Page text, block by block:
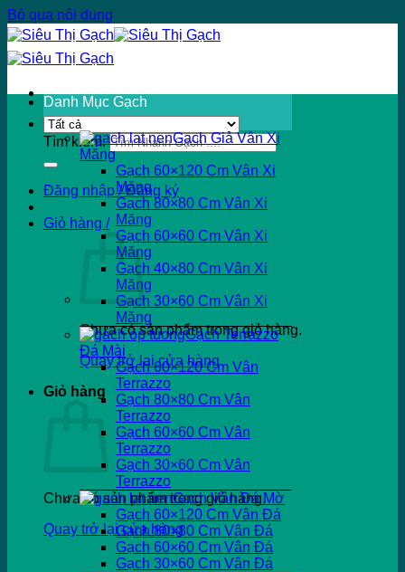
Bỏ qua nội dung
Tìm kiếm:
Đăng nhập / Đăng ký
Giỏ hàng /
Chưa có sản phẩm trong giỏ hàng.
Quay trở lại cửa hàng
Giỏ hàng
Chưa có sản phẩm trong giỏ hàng.
Quay trở lại cửa hàng
Danh Mục Gạch
Gạch Giả Vân Xi
Măng
Gạch 60×120 Cm Vân Xi
Măng
Gạch 80×80 Cm Vân Xi
Măng
Gạch 60×60 Cm Vân Xi
Măng
Gạch 40×80 Cm Vân Xi
Măng
Gạch 30×60 Cm Vân Xi
Măng
Gạch Terrazzo
Đá Mài
Gạch 60×120 Cm Vân
Terrazzo
Gạch 80×80 Cm Vân
Terrazzo
Gạch 60×60 Cm Vân
Terrazzo
Gạch 30×60 Cm Vân
Terrazzo
Gạch Vân Đá Mờ
Gạch 60×120 Cm Vân Đá
Gạch 80×80 Cm Vân Đá
Gạch 60×60 Cm Vân Đá
Gạch 30×60 Cm Vân Đá